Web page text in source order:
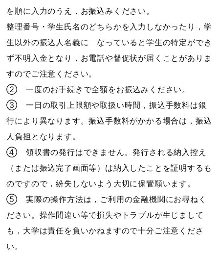
を順に入力のうえ，お振込みください。
整理番号・学生氏名のどちらかを入力しなかったり，学
生以外の振込人名義に なっていると学生の特定ができ
ず不明入金となり，お電話や督促状が届くことがありま
すのでご注意ください。
② 一度のお手続きで全額をお振込みください。
③ 一日の取引上限額や取扱い時間，振込手数料は銀
行により異なります。振込手数料がかかる場合は，振込
人負担となります。
④ 領収書の発行はできません。発行される納入控え
（または振込完了画面等）は納入したことを証明するも
のですので，紛失しないよう大切に保管願います。
⑤ 実際の操作方法は，ご利用の金融機関にお尋ねく
ださい。操作間違い等で損失やトラブルが生じまして
も，大学は責任を負いかねますので十分ご注意くださ
い。